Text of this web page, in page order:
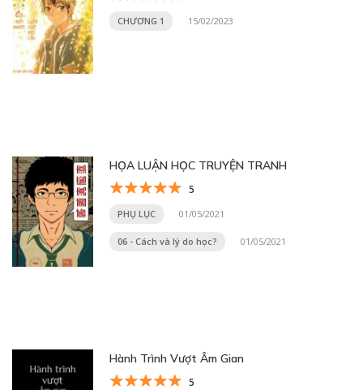
CHƯƠNG 1 15/02/2023
HỌA LUẬN HỌC TRUYỆN TRANH
5
PHỤ LỤC 01/05/2021
06 - Cách và lý do học? 01/05/2021
Hành Trình Vượt Âm Gian
5